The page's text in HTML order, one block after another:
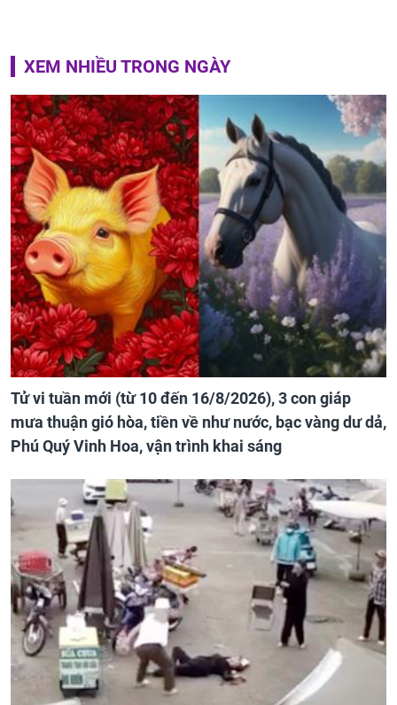
XEM NHIỀU TRONG NGÀY
Tử vi tuần mới (từ 10 đến 16/8/2026), 3 con giáp
mưa thuận gió hòa, tiền về như nước, bạc vàng dư dả,
Phú Quý Vinh Hoa, vận trình khai sáng